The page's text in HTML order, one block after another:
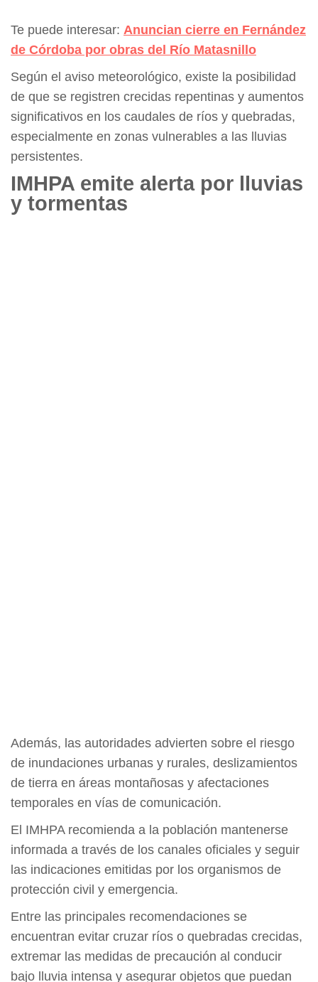
Te puede interesar: Anuncian cierre en Fernández
de Córdoba por obras del Río Matasnillo
Según el aviso meteorológico, existe la posibilidad
de que se registren crecidas repentinas y aumentos
significativos en los caudales de ríos y quebradas,
especialmente en zonas vulnerables a las lluvias
persistentes.
IMHPA emite alerta por lluvias
y tormentas
Además, las autoridades advierten sobre el riesgo
de inundaciones urbanas y rurales, deslizamientos
de tierra en áreas montañosas y afectaciones
temporales en vías de comunicación.
El IMHPA recomienda a la población mantenerse
informada a través de los canales oficiales y seguir
las indicaciones emitidas por los organismos de
protección civil y emergencia.
Entre las principales recomendaciones se
encuentran evitar cruzar ríos o quebradas crecidas,
extremar las medidas de precaución al conducir
bajo lluvia intensa y asegurar objetos que puedan